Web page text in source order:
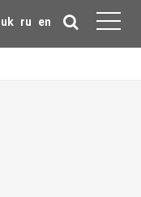
uk ru en